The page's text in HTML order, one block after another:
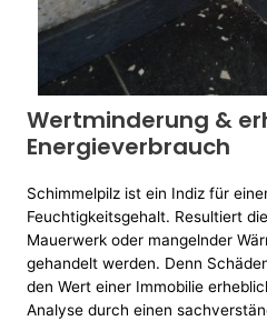
Wertminderung &
Energieverbrauch
Schimmelpilz ist ein Indiz für
Feuchtigkeitsgehalt. Resultiert
Mauerwerk oder mangelnder
gehandelt werden. Denn
den Wert einer Immobilie
Analyse durch einen